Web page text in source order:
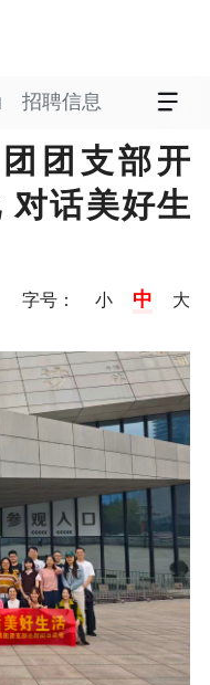
招聘信息
团支部开
对话美好生
字号： 小 中 大